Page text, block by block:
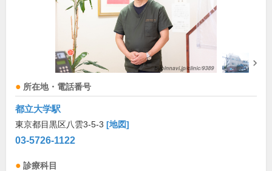
所在地・電話番号
都立大学駅
東京都目黒区八雲3-5-3 [地図]
03-5726-1122
診療科目